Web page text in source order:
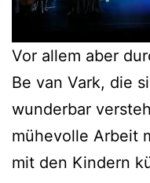
Vor allem aber
Be van Vark, die
wunderbar
mühevolle Arbeit
mit den Kindern